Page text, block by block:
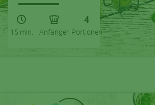
15 min. Anfänger
4
Portionen